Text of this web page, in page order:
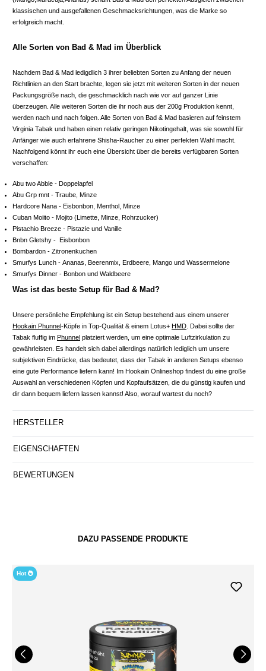
klassischen und ausgefallenen Geschmacksrichtungen, was die Marke so
erfolgreich macht.
Alle Sorten von Bad & Mad im Überblick
Nachdem Bad & Mad ledigdlich 3 ihrer beliebten Sorten zu Anfang der neuen
Richtlinien an den Start brachte, legen sie jetzt mit weiteren Sorten in der neuen
Packungsgröße nach, die geschmacklich nach wie vor auf ganzer Linie
überzeugen. Alle weiteren Sorten die ihr noch aus der 200g Produktion kennt,
werden nach und nach folgen. Alle Sorten von Bad & Mad basieren auf feinstem
Virginia Tabak und haben einen relativ geringen Nikotingehalt, was sie sowohl für
Anfänger wie auch erfahrene Shisha-Raucher zu einer perfekten Wahl macht.
Nachfolgend könnt ihr euch eine Übersicht über die bereits verfügbaren Sorten
verschaffen:
Abu two Abble - Doppelapfel
Abu Grp mnt - Traube, Minze
Hardcore Nana - Eisbonbon, Menthol, Minze
Cuban Moiito - Mojito (Limette, Minze, Rohrzucker)
Pistachio Breeze - Pistazie und Vanille
Bnbn Gletshy - Eisbonbon
Bombardon - Zitronenkuchen
Smurfys Lunch - Ananas, Beerenmix, Erdbeere, Mango und Wassermelone
Smurfys Dinner - Bonbon und Waldbeere
Was ist das beste Setup für Bad & Mad?
Unsere persönliche Empfehlung ist ein Setup bestehend aus einem unserer
Hookain Phunnel-Köpfe in Top-Qualität & einem Lotus+ HMD . Dabei sollte der
Tabak fluffig im Phunnel platziert werden, um eine optimale Luftzirkulation zu
gewährleisten. Es handelt sich dabei allerdings natürlich lediglich um unsere
subjektiven Eindrücke, das bedeutet, dass der Tabak in anderen Setups ebenso
eine gute Performance liefern kann! Im Hookain Onlineshop findest du eine große
Auswahl an verschiedenen Köpfen und Kopfaufsätzen, die du günstig kaufen und
dir dann bequem liefern lassen kannst! Also, worauf wartest du noch?
HERSTELLER
EIGENSCHAFTEN
BEWERTUNGEN
DAZU PASSENDE PRODUKTE
Hot